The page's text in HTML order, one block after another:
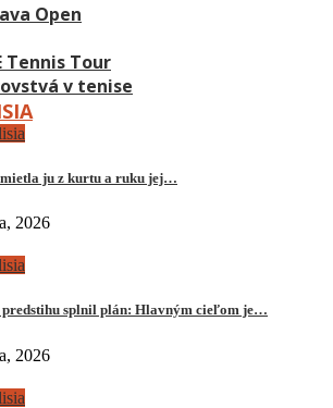
Open
Tennis Tour
v tenise
ju z kurtu a ruku jej…
2026
splnil plán: Hlavným cieľom je…
2026